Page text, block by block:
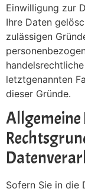
Einwilligung zur
Ihre Daten
zulässigen
letztgenannten
dieser Gründe.
Allgemeine
Sofern Sie in die